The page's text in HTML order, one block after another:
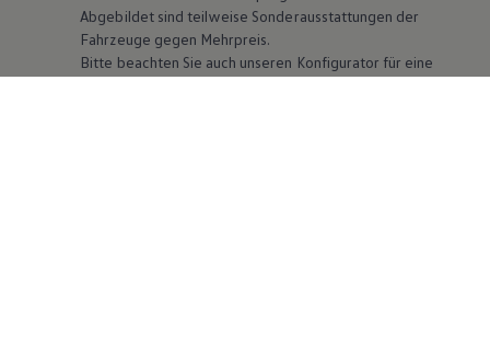
Abgebildet sind teilweise Sonderausstattungen der
Fahrzeuge gegen Mehrpreis.
Bitte beachten Sie auch unseren Konfigurator für eine